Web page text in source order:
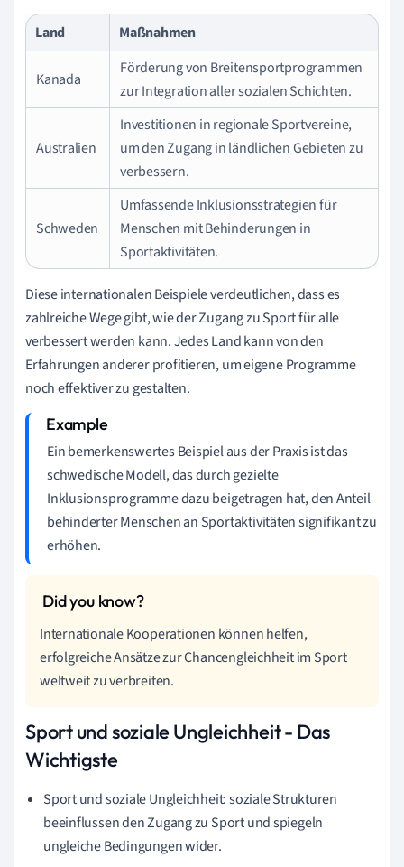
Land Maßnahmen
Kanada
Förderung von Breitensportprogrammen
zur Integration aller sozialen Schichten.
Australien
Investitionen in regionale Sportvereine,
um den Zugang in ländlichen Gebieten zu
verbessern.
Schweden
Umfassende Inklusionsstrategien für
Menschen mit Behinderungen in
Sportaktivitäten.
Diese internationalen Beispiele verdeutlichen, dass es
zahlreiche Wege gibt, wie der Zugang zu Sport für alle
verbessert werden kann. Jedes Land kann von den
Erfahrungen anderer profitieren, um eigene Programme
noch effektiver zu gestalten.
Ein bemerkenswertes Beispiel aus der Praxis ist das
schwedische Modell, das durch gezielte
Inklusionsprogramme dazu beigetragen hat, den Anteil
behinderter Menschen an Sportaktivitäten signifikant zu
erhöhen.
Internationale Kooperationen können helfen,
erfolgreiche Ansätze zur Chancengleichheit im Sport
weltweit zu verbreiten.
Sport und soziale Ungleichheit - Das
Wichtigste
Sport und soziale Ungleichheit: soziale Strukturen
beeinflussen den Zugang zu Sport und spiegeln
ungleiche Bedingungen wider.